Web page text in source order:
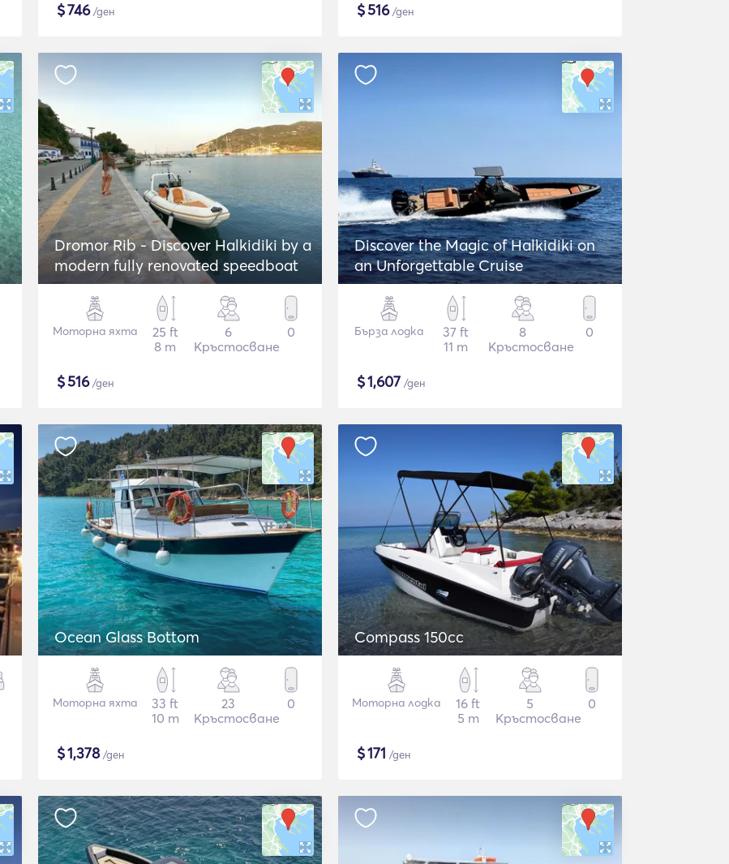
$746/ден $516/ден
Dromor Rib - Discover Halkidiki by a
modern fully renovated speedboat
Моторна яхта
25 ft
8 m
6
Кръстосване
0
$516/ден
Discover the Magic of Halkidiki on
an Unforgettable Cruise
Бърза лодка
37 ft
11 m
8
Кръстосване
0
$1,607 /ден
Ocean Glass Bottom
Моторна яхта
33 ft
10 m
23
Кръстосване
0
$1,378/ден
Compass 150cc
Моторна лодка
16 ft
5 m
5
Кръстосване
0
$171 /ден